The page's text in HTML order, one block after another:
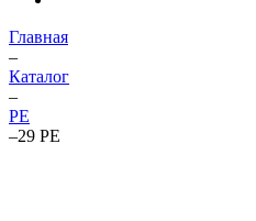
Главная
–
Каталог
–
PE
–29 PE